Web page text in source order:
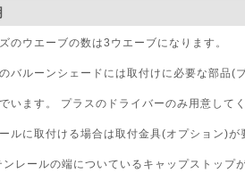
のウエーブの数は3ウエーブになります。
バルーンシェードには取付けに必要な部品(
います。 プラスのドライバーのみ用意してく
ルに取付ける場合は取付金具(オプション)が
レールの端についているキャップストップ